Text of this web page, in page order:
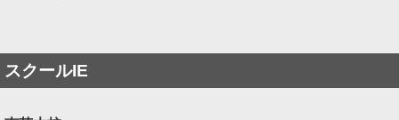
スクールIE